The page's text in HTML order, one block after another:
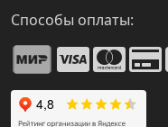
Способы оплаты: